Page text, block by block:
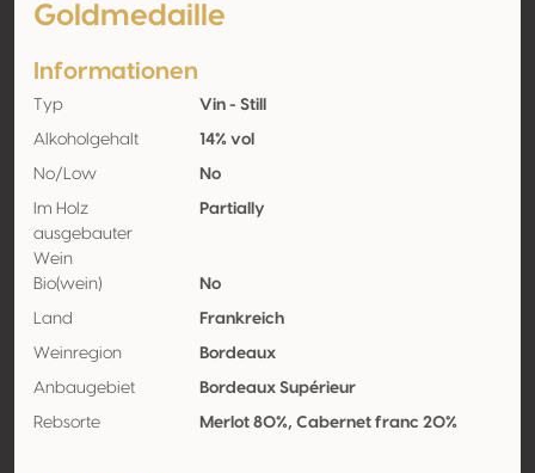
Goldmedaille
Informationen
Typ Vin - Still
Alkoholgehalt 14% vol
No/Low No
Im Holz
ausgebauter
Wein
Partially
Bio(wein) No
Land Frankreich
Weinregion Bordeaux
Anbaugebiet Bordeaux Supérieur
Rebsorte Merlot 80%, Cabernet franc 20%